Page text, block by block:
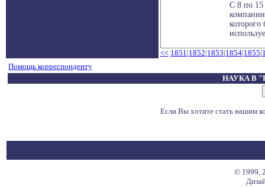
С 8 по 15
<< 1851|1852|1853|1854|1855|
Помощь корреспонденту
НАУКА В
Если Вы хотите стать нашим
© 1999,